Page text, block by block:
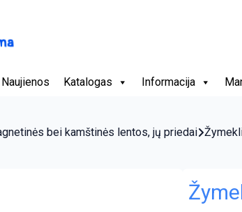
Naujienos Katalogas Informacija
bei kamštinės lentos, jų priedai